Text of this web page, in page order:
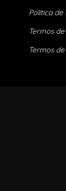
Política de
Termos
Termos